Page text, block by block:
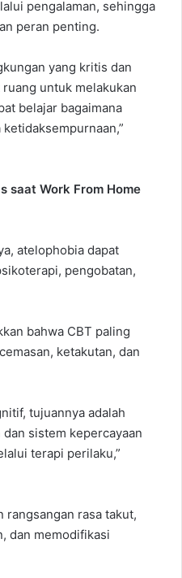
pengalaman, sehingga
peran penting.
yang kritis dan
untuk melakukan
belajar bagaimana
saat Work From Home
atelophobia dapat
pengobatan,
bahwa CBT paling
ketakutan, dan
tujuannya adalah
sistem kepercayaan
terapi perilaku,”
rangsangan rasa takut,
dan memodifikasi